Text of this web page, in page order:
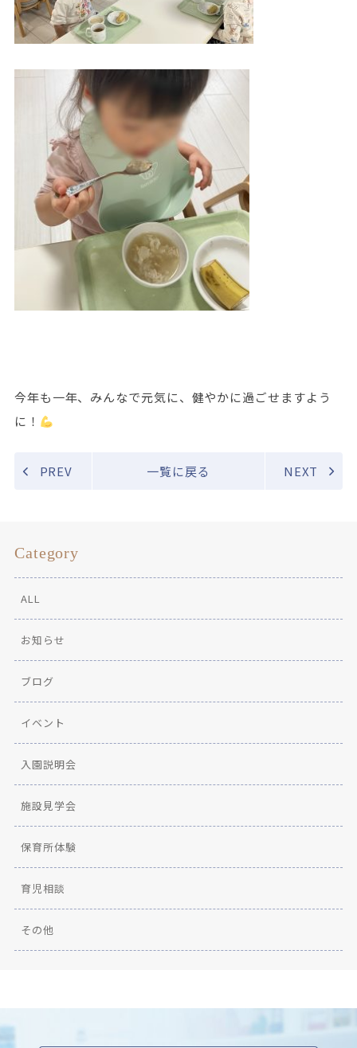
今年も一年、みんなで元気に、健やかに過ごせますよう
に！
PREV 一覧に戻る NEXT
Category
ALL
お知らせ
ブログ
イベント
入園説明会
施設見学会
保育所体験
育児相談
その他